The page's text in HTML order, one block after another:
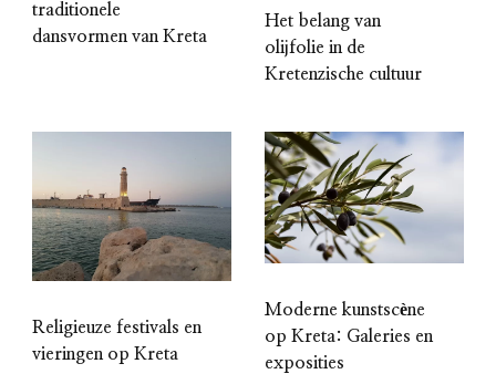
traditionele
dansvormen van Kreta
Het belang van
olijfolie in de
Kretenzische cultuur
Religieuze festivals en
vieringen op Kreta
Moderne kunstscène
op Kreta: Galeries en
exposities